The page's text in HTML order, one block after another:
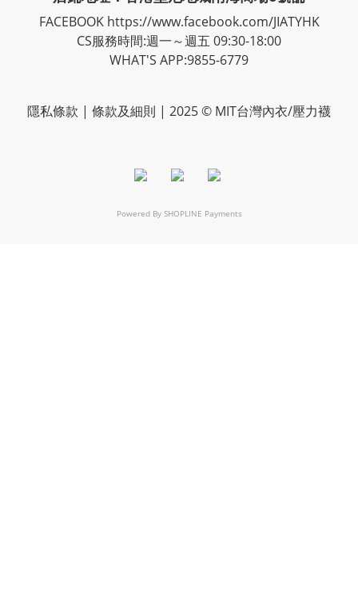
FACEBOOK https://www.facebook.com/JIATYHK
CS服務時間:週一～週五 09:30-18:00
WHAT'S APP:9855-6779
隱私條款 | 條款及細則 | 2025 © MIT台灣內衣/壓力襪
Powered By SHOPLINE Payments